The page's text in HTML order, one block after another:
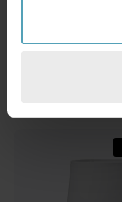
PR HOME